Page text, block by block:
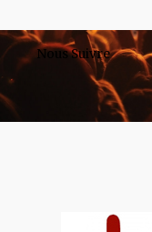
Nous Suivre